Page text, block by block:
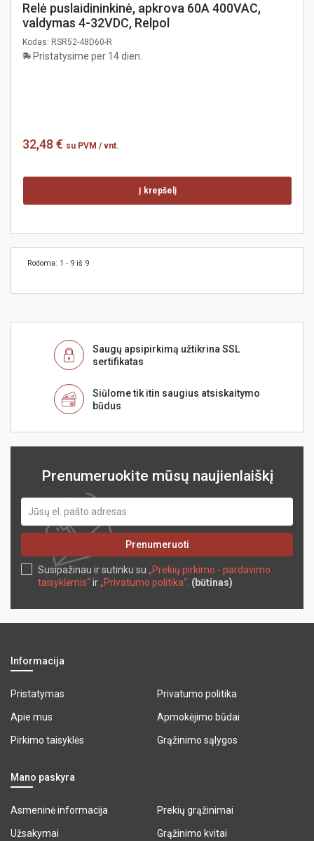
Relė puslaidininkinė, apkrova 60A 400VAC,
valdymas 4-32VDC, Relpol
Kodas: RSR52-48D60-R
Pristatysime per 14 dien.
32,48 € su PVM / vnt.
Į krepšelį
Rodoma: 1 - 9 iš 9
Saugų apsipirkimą užtikrina SSL
sertifikatas
Siūlome tik itin saugius atsiskaitymo
būdus
Prenumeruokite mūsų naujienlaiškį
Prenumeruoti
Susipažinau ir sutinku su „Prekių pirkimo - pardavimo
taisyklėmis“ir„Privatumo politika“. (būtinas)
Informacija
Pristatymas Privatumo politika
Apie mus Apmokėjimo būdai
Pirkimo taisyklės Grąžinimo sąlygos
Mano paskyra
Asmeninė informacija Prekių grąžinimai
Užsakymai Grąžinimo kvitai